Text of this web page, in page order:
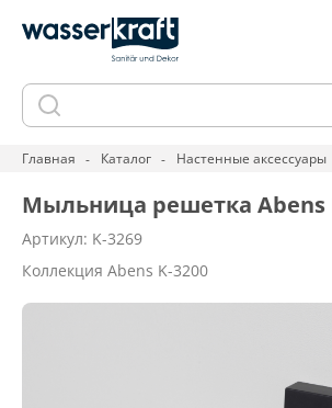
Главная Каталог Настенные аксессуары
Мыльница решетка Abens
Артикул: K-3269
Коллекция Abens K-3200